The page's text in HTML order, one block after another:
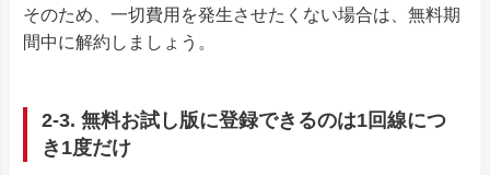
そのため、一切費用を発生させたくない場合は、無料期
間中に解約しましょう。
2-3. 無料お試し版に登録できるのは1回線につ
き1度だけ